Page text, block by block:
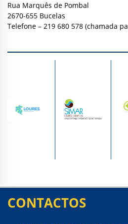
Rua Marquês de Pombal
2670-655 Bucelas
Telefone – 219 680 578 (chamada
CONTACTOS